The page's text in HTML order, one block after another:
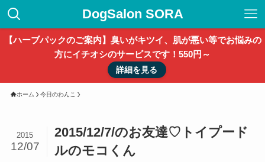
DogSalon SORA
【ハーブパックのご案内】臭いがキツイ、肌が悪い等でお悩みの
方にイチオシのサービスです！550円～
詳細を見る
ホーム 今日のわんこ
2015/12/7/のお友達♡トイプード
ルのモコくん
2015
12/07